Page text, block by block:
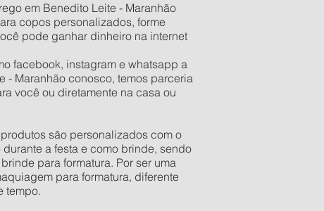
em Benedito Leite - Maranhão
copos personalizados, forme
pode ganhar dinheiro na internet
facebook, instagram e whatsapp a
- Maranhão conosco, temos parceria
você ou diretamente na casa ou
são personalizados com o
a festa e como brinde, sendo
para formatura. Por ser uma
para formatura, diferente
tempo.